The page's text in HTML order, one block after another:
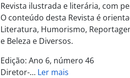
Revista ilustrada e literária, com
O conteúdo desta Revista é
Literatura, Humorismo,
e Beleza e Diversos.
Edição: Ano 6, número 46
Diretor-… Ler mais